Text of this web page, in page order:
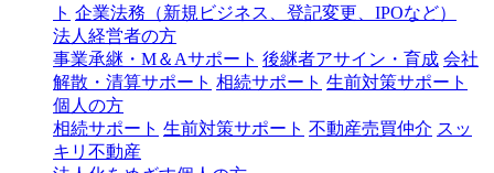
ト 企業法務（新規ビジネス、登記変更、IPOなど）
法人経営者の方
事業承継・M＆Aサポート 後継者アサイン・育成 会社
解散・清算サポート 相続サポート 生前対策サポート
個人の方
相続サポート 生前対策サポート 不動産売買仲介 スッ
キリ不動産